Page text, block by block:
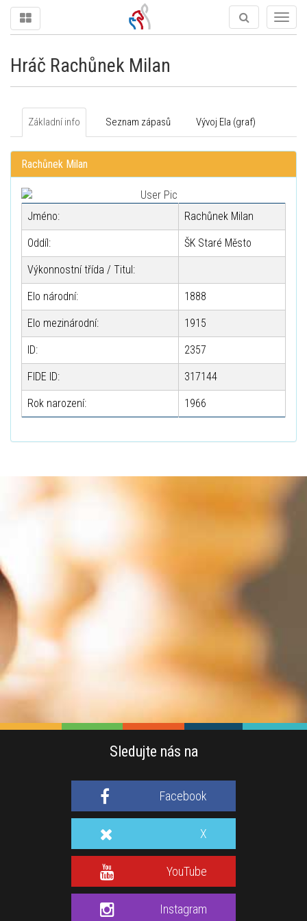
Hráč Rachůnek Milan
Základní info Seznam zápasů Vývoj Ela (graf)
Rachůnek Milan
Jméno: Rachůnek Milan
Oddíl: ŠK Staré Město
Výkonnostní třída / Titul:
Elo národní: 1888
Elo mezinárodní: 1915
ID: 2357
FIDE ID: 317144
Rok narození: 1966
Sledujte nás na
Facebook
X
YouTube
Instagram